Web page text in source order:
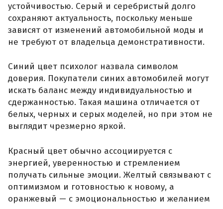
устойчивостью. Серый и серебристый долго
сохраняют актуальность, поскольку меньше
зависят от изменений автомобильной моды и
не требуют от владельца демонстративности.
Синий цвет психолог назвала символом
доверия. Покупатели синих автомобилей могут
искать баланс между индивидуальностью и
сдержанностью. Такая машина отличается от
белых, черных и серых моделей, но при этом не
выглядит чрезмерно яркой.
Красный цвет обычно ассоциируется с
энергией, уверенностью и стремлением
получать сильные эмоции. Желтый связывают с
оптимизмом и готовностью к новому, а
оранжевый — с эмоциональностью и желанием